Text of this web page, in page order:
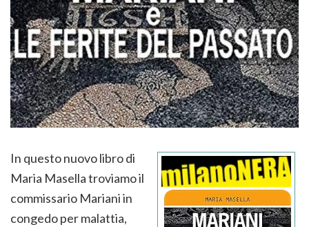
In questo nuovo libro di
Maria Masella troviamo il
commissario Mariani in
congedo per malattia,